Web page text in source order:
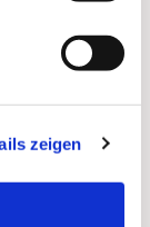
zeigen